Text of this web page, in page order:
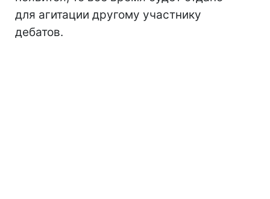
для агитации другому участнику
дебатов.